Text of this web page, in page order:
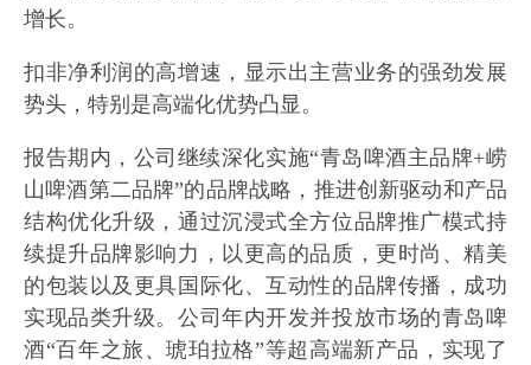
增长。
扣非净利润的高增速，显示出主营业务的强劲发展
势头，特别是高端化优势凸显。
报告期内，公司继续深化实施“青岛啤酒主品牌+崂
山啤酒第二品牌”的品牌战略，推进创新驱动和产品
结构优化升级，通过沉浸式全方位品牌推广模式持
续提升品牌影响力，以更高的品质，更时尚、精美
的包装以及更具国际化、互动性的品牌传播，成功
实现品类升级。公司年内开发并投放市场的青岛啤
酒“百年之旅、琥珀拉格”等超高端新产品，实现了